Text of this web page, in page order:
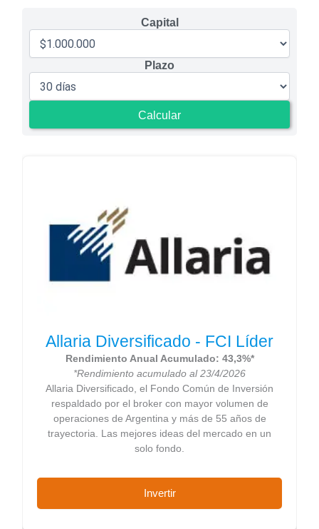
Capital
Plazo
Calcular
Allaria Diversificado - FCI Líder
Rendimiento Anual Acumulado: 43,3%*
*Rendimiento acumulado al 23/4/2026
Allaria Diversificado, el Fondo Común de Inversión
respaldado por el broker con mayor volumen de
operaciones de Argentina y más de 55 años de
trayectoria. Las mejores ideas del mercado en un
solo fondo.
Invertir